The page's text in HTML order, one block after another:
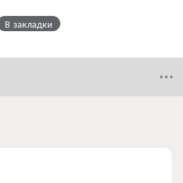
В закладки